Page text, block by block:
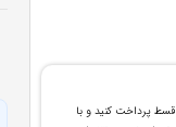
تا ۵۰ میلیون تومان خرید و طی ۴ قسط پرداخت کنید و با